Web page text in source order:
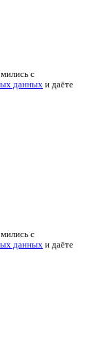
с
данных и даёте
с
данных и даёте